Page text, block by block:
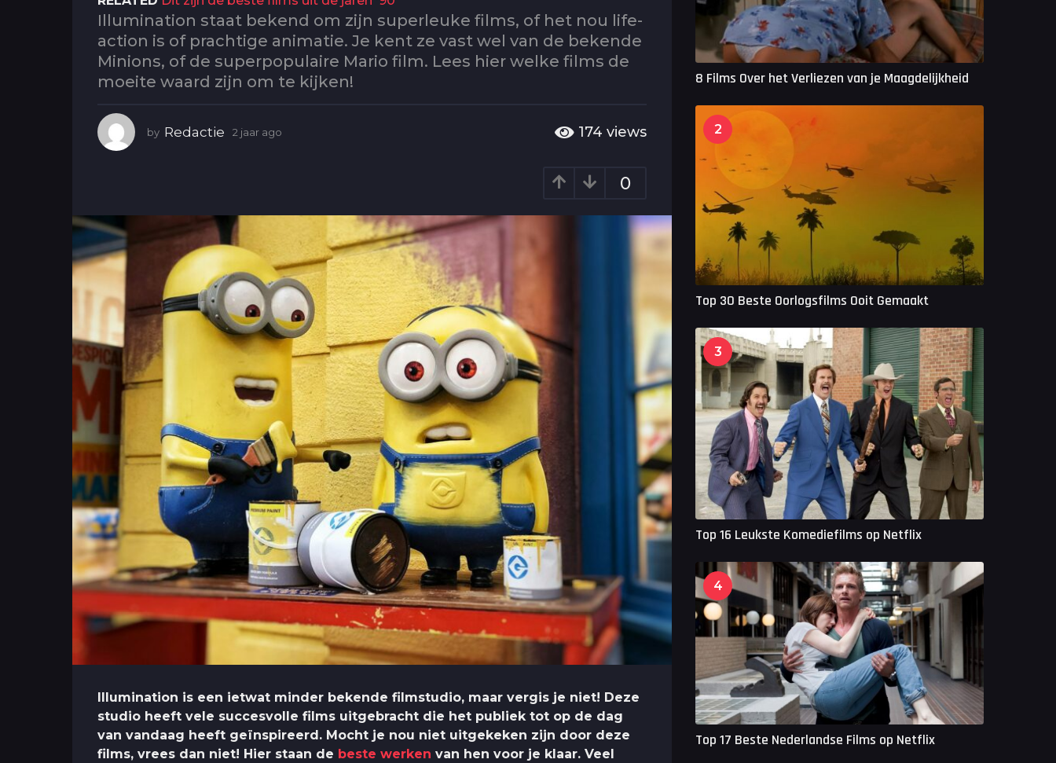
g
2
j
a
r
a
Illumination staat bekend om zijn superleuke films, of het nou life-
action is of prachtige animatie. Je kent ze vast wel van de bekende
Minions, of de superpopulaire Mario film. Lees hier welke films de
moeite waard zijn om te kijken!
by Redactie 2 jaar ago 174 views
0
Illumination is een ietwat minder bekende filmstudio, maar vergis je niet! Deze
studio heeft vele succesvolle films uitgebracht die het publiek tot op de dag
van vandaag heeft geïnspireerd. Mocht je nou niet uitgekeken zijn door deze
films, vrees dan niet! Hier staan de beste werken van hen voor je klaar. Veel
8 Films Over het Verliezen van je Maagdelijkheid
2
Top 30 Beste Oorlogsfilms Ooit Gemaakt
3
Top 16 Leukste Komediefilms op Netflix
4
Top 17 Beste Nederlandse Films op Netflix